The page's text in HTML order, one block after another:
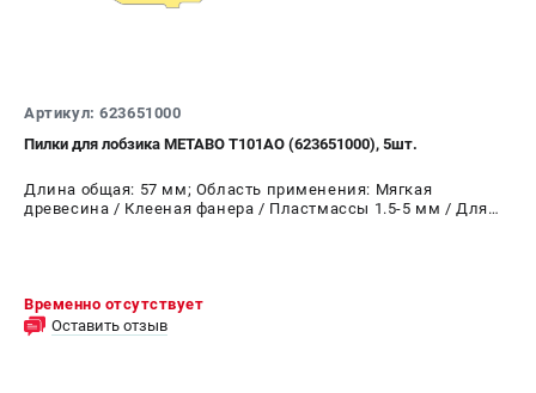
Артикул: 623651000
Пилки для лобзика METABO Т101AO (623651000), 5шт.
Длина общая: 57 мм; Область применения: Мягкая
древесина / Клееная фанера / Пластмассы 1.5-5 мм / Для
Временно отсутствует
Оставить отзыв